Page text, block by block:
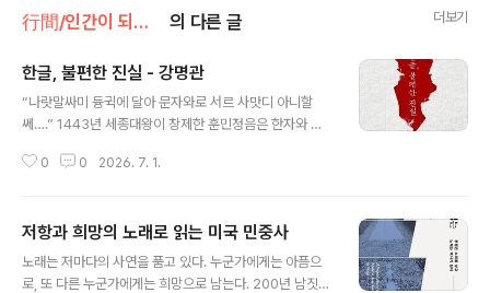
行間/인간이 되기 위한 인문 의 다른 글 더보기
한글, 불편한 진실 - 강명관
“나랏말싸미 듕귁에 달아 문자와로 서르 사맛디 아니할
쎄….” 1443년 세종대왕이 창제한 훈민정음은 한자와 말
기 위해 탄생한 문자다. 『한글, 불편한 진실』은 ‘어리석은
본, 사료를 바탕으로 ‘애민’과 ‘훈민’의 실상을 추적한다. 당
시에는 책과 종이가 귀해 글 자체가 백성에게는 사치에 가
까웠으며, 세종 역시 문자를 만들었을 뿐 백성의 언로를 충
0 0 2026. 7. 1.
저항과 희망의 노래로 읽는 미국 민중사
노래는 저마다의 사연을 품고 있다. 누군가에게는 아픔으
로, 또 다른 누군가에게는 희망으로 남는다. 200년 남짓한